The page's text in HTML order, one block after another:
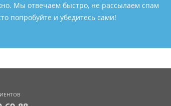
Мы отвечаем быстро, не рассылаем спам
попробуйте и убедитесь сами!